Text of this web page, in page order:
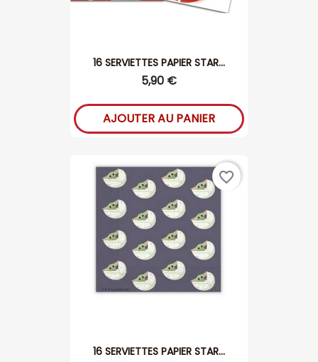
16 SERVIETTES PAPIER STAR...
5,90 €
AJOUTER AU PANIER
16 SERVIETTES PAPIER STAR...
favorite_border